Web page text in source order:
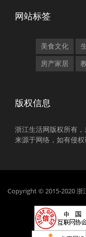
网站标签
美食文化
房产家居
版权信息
浙江生活网版权所有
来源于网络，如有侵权
Copyright © 2015-2020 浙